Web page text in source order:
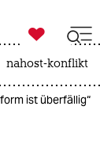

taz zahl ich
nahost-konflikt
ist überfällig“